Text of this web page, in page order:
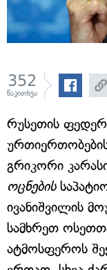
352
წაკითხვა
რუსეთის
გრიკორი
ოცნების
ივანიშვილის
სამხრეთ
ატმოსფეროს